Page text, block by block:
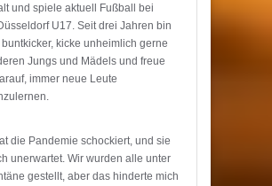
und spiele aktuell Fußball bei
U17. Seit drei Jahren bin
kicke unheimlich gerne
Jungs und Mädels und freue
immer neue Leute
die Pandemie schockiert, und sie
unerwartet. Wir wurden alle unter
gestellt, aber das hinderte mich